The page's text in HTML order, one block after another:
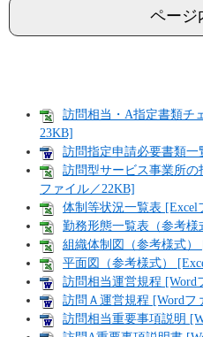
ページ
訪問相当・A指定書類チ
23KB]
訪問指定申請必要書類一
訪問型サービス事業所
ファイル／22KB]
体制等状況一覧表 [Excel
勤務形態一覧表（参考様
組織体制図（参考様式）
平面図（参考様式）
訪問相当運営規程 [Word
訪問Ａ運営規程 [Wordフ
訪問相当重要事項説明